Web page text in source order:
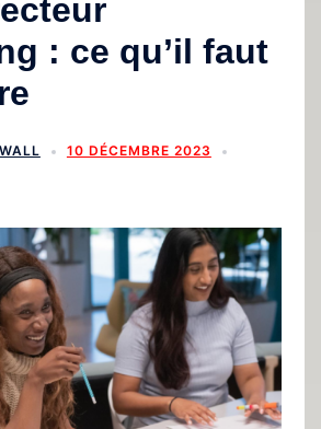
: ce qu’il faut
10 DÉCEMBRE 2023